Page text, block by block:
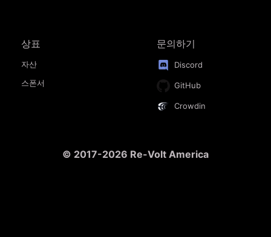
상표
자산
스폰서
문의하기
Discord
GitHub
Crowdin
© 2017-2026 Re-Volt America